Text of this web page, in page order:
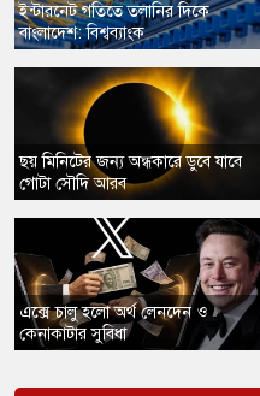
ইন্টারনেট গতিতে তলানির দিকে
বাংলাদেশ: বিশ্বব্যাংক
ছয় মিনিটের জন্য অন্ধকারে ডুবে যাবে
গোটা সৌদি আরব
​এক্সে চালু হলো অর্থ লেনদেন ও
কেনাকাটার সুবিধা